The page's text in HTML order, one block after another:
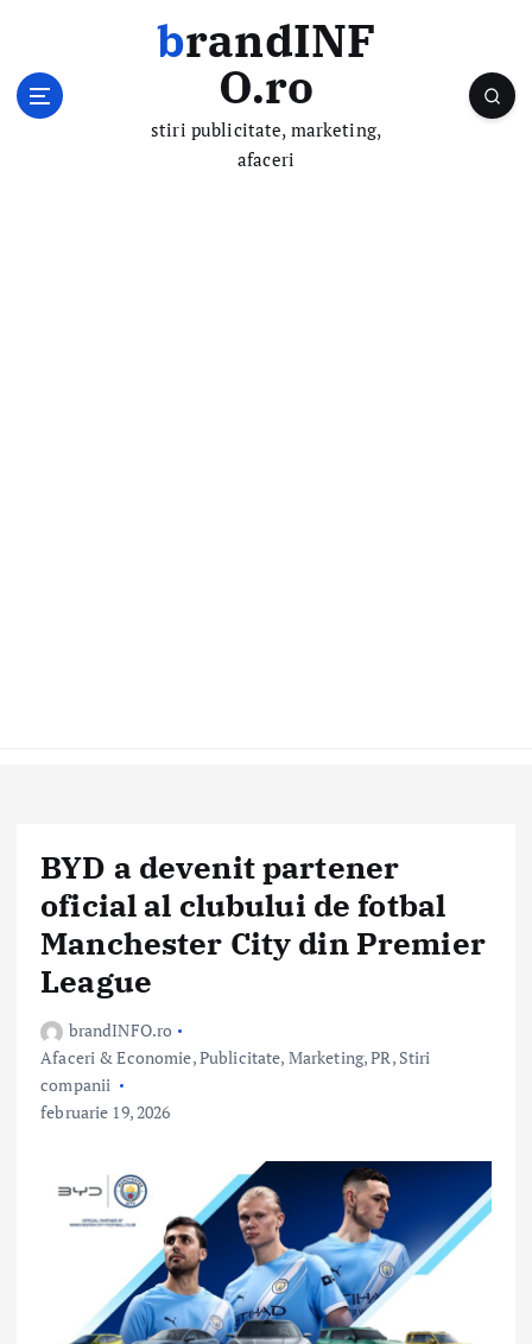
brandINF
O.ro
stiri publicitate, marketing,
afaceri
BYD a devenit partener
oficial al clubului de fotbal
Manchester City din Premier
League
brandINFO.ro
Afaceri & Economie,Publicitate, Marketing, PR, Stiri
companii
februarie 19, 2026